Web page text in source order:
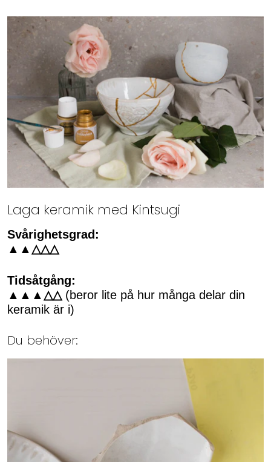
Laga keramik med Kintsugi
Svårighetsgrad:
▲▲△△△
Tidsåtgång:
▲▲▲△△ (beror lite på hur många delar din
keramik är i)
Du behöver: